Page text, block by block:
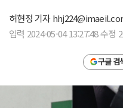
허현정 기자
입력 2024-05-04 13:27:48 수정
구글 검